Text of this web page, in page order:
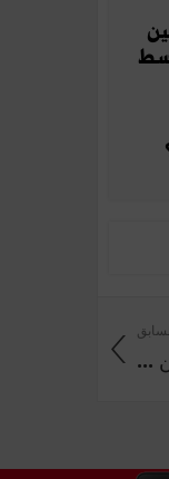
...